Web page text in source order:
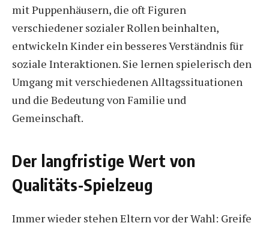
mit Puppenhäusern, die oft Figuren
verschiedener sozialer Rollen beinhalten,
entwickeln Kinder ein besseres Verständnis für
soziale Interaktionen. Sie lernen spielerisch den
Umgang mit verschiedenen Alltagssituationen
und die Bedeutung von Familie und
Gemeinschaft.
Der langfristige Wert von
Qualitäts-Spielzeug
Immer wieder stehen Eltern vor der Wahl: Greife